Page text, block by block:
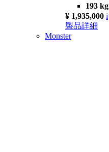
193 kg
¥ 1,935,000 i
製品詳細
Monster